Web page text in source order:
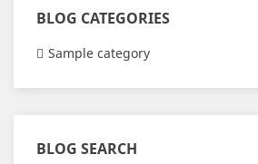
BLOG CATEGORIES
Sample category
BLOG SEARCH